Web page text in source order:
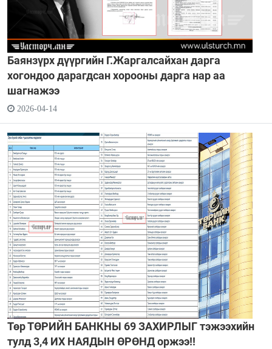
Баянзүрх дүүргийн Г.Жаргалсайхан дарга
хогондоо дарагдсан хорооны дарга нар аа
шагнажээ
2026-04-14
Төр ТӨРИЙН БАНКНЫ 69 ЗАХИРЛЫГ тэжээхийн
тулд 3,4 ИХ НАЯДЫН ӨРӨНД оржээ!!